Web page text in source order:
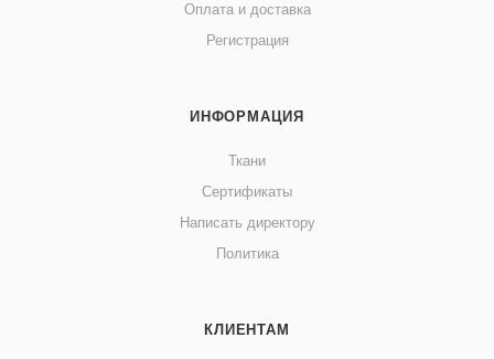
Оплата и доставка
Регистрация
ИНФОРМАЦИЯ
Ткани
Сертификаты
Написать директору
Политика
КЛИЕНТАМ